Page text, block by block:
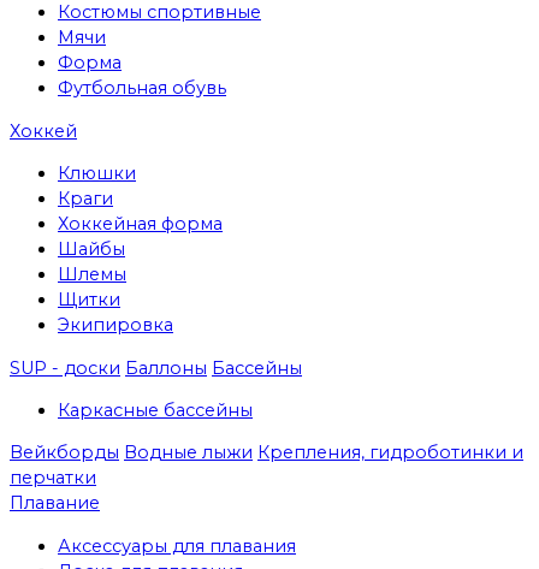
Костюмы спортивные
Мячи
Форма
Футбольная обувь
Хоккей
Клюшки
Краги
Хоккейная форма
Шайбы
Шлемы
Щитки
Экипировка
SUP - доски Баллоны Бассейны
Каркасные бассейны
Вейкборды Водные лыжи Крепления, гидроботинки и
перчатки
Плавание
Аксессуары для плавания